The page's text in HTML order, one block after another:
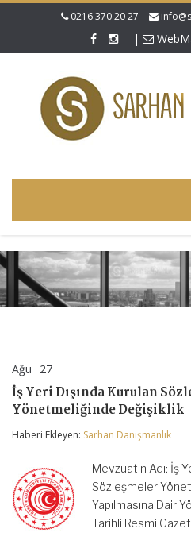
0216 370 20 27
|
Ağu 27
Dışında
Kurulan
Yönetmeliğinde
İş Yeri Dışında Kurulan
Yönetmeliğinde Değişiklik
Haberi Ekleyen: Sarhan Danışmanlık
Mevzuatın Adı: İş
Sözleşmeler
Yapılmasına Dair
Tarihli Resmi